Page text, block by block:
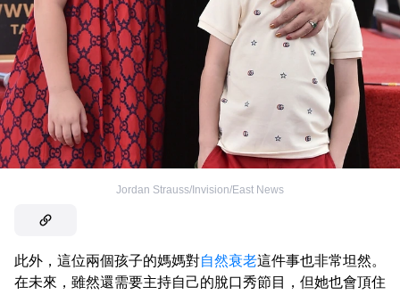
Jordan Strauss/Invision/East News
此外，這位兩個孩子的媽媽對自然衰老這件事也非常坦然。
在未來，雖然還需要主持自己的脫口秀節目，但她也會頂住